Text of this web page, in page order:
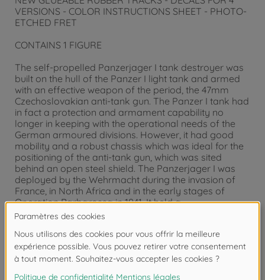
VERSIONS - COLOR INSTRUCTIONS SHEET - PHOTO-
ETCHED FRET
CONTAINS 1 FIGURE
The self-propelled Panzerjager I tank destroyer was
built on the hull of the Panzer I light tank and armed
with an effective weapon of the period, the 47mm
Czechoslovakian anti-tank gun. The Panzer I tank had
in fact a protection and armament capability no
longer in keeping with the operational needs of the
German armoured divisions. However, it had good
mobility and a robust chassis which was ideal for the
positioning of the anti-tank gun, which was sited
behind an open steel shield. The Panzerjager I was
deployed by the Wehrmacht during the invasion of
France, in North Africa and in the early stages of
Operation Barbarossa in 1941. It held a
goodammunition supply, with over 70 rounds
during the war bymore heavily armored tank
destroyers, better equipped to deal with modern tank
armor against which the 47 mm gun proved to be